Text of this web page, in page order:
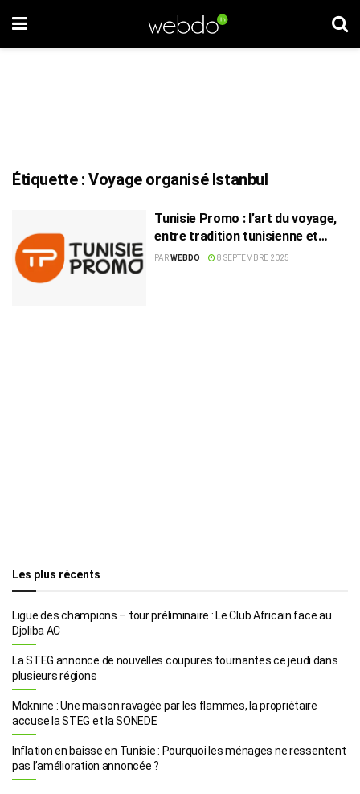
Étiquette :Voyage organisé Istanbul
Tunisie Promo : l’art du voyage,
entre tradition tunisienne et
horizons lointains
PARWEBDO 8 SEPTEMBRE 2025
Les plus récents
Ligue des champions – tour préliminaire : Le Club Africain face au
Djoliba AC
La STEG annonce de nouvelles coupures tournantes ce jeudi dans
plusieurs régions
Moknine : Une maison ravagée par les flammes, la propriétaire
accuse la STEG et la SONEDE
Inflation en baisse en Tunisie : Pourquoi les ménages ne ressentent
pas l’amélioration annoncée ?